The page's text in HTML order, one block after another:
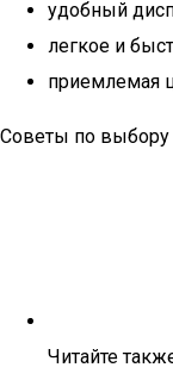
удобный
легкое и
приемлемая
Советы по выбору
Читайте